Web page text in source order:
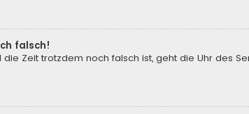
falsch!
Zeit trotzdem noch falsch ist, geht die Uhr des